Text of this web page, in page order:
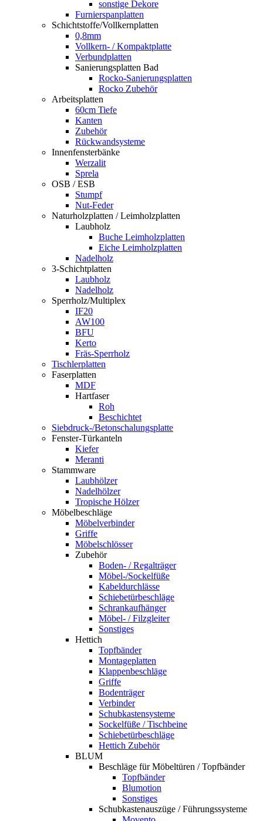
sonstige Dekore
Furnierspanplatten
Schichtstoffe/Vollkernplatten
0,8mm
Vollkern- / Kompaktplatte
Verbundplatten
Sanierungsplatten Bad
Rocko-Sanierungsplatten
Rocko Zubehör
Arbeitsplatten
60cm Tiefe
Kanten
Zubehör
Rückwandsysteme
Innenfensterbänke
Werzalit
Sprela
OSB / ESB
Stumpf
Nut-Feder
Naturholzplatten / Leimholzplatten
Laubholz
Buche Leimholzplatten
Eiche Leimholzplatten
Nadelholz
3-Schichtplatten
Laubholz
Nadelholz
Sperrholz/Multiplex
IF20
AW100
BFU
Kerto
Fräs-Sperrholz
Tischlerplatten
Faserplatten
MDF
Hartfaser
Roh
Beschichtet
Siebdruck-/Betonschalungsplatte
Fenster-Türkanteln
Kiefer
Meranti
Stammware
Laubhölzer
Nadelhölzer
Tropische Hölzer
Möbelbeschläge
Möbelverbinder
Griffe
Möbelschlösser
Zubehör
Boden- / Regalträger
Möbel-/Sockelfüße
Kabeldurchlässe
Schiebetürbeschläge
Schrankaufhänger
Möbel- / Filzgleiter
Sonstiges
Hettich
Topfbänder
Montageplatten
Klappenbeschläge
Griffe
Bodenträger
Verbinder
Schubkastensysteme
Sockelfüße / Tischbeine
Schiebetürbeschläge
Hettich Zubehör
BLUM
Beschläge für Möbeltüren / Topfbänder
Topfbänder
Blumotion
Sonstiges
Schubkastenauszüge / Führungssysteme